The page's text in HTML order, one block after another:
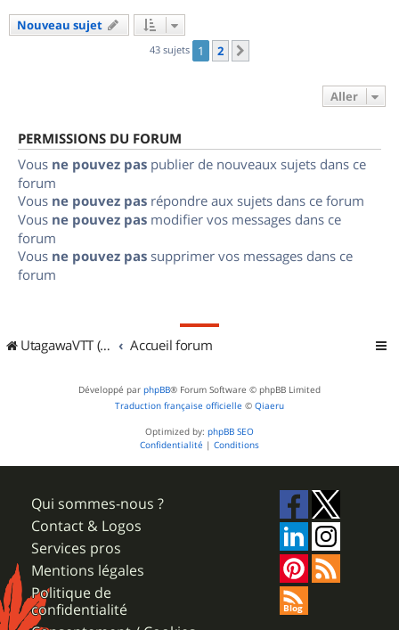
Nouveau sujet
43 sujets 1 2
Aller
PERMISSIONS DU FORUM
Vous ne pouvez pas publier de nouveaux sujets dans ce
forum
Vous ne pouvez pas répondre aux sujets dans ce forum
Vous ne pouvez pas modifier vos messages dans ce
forum
Vous ne pouvez pas supprimer vos messages dans ce
forum
UtagawaVTT (Randos VTT et VTTAE avec traces GPS) Accueil forum
Développé par phpBB® Forum Software © phpBB Limited
Traduction française officielle © Qiaeru
Optimized by: phpBB SEO
Confidentialité | Conditions
Qui sommes-nous ?
Contact & Logos
Services pros
Mentions légales
Politique de
confidentialité